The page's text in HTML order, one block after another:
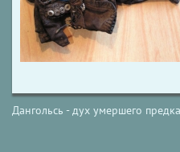
Дангольсь - дух умершего предка